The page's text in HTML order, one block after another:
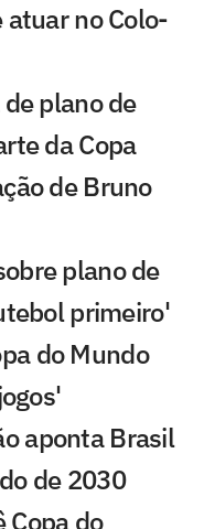
no Colo-
plano de
da Copa
de Bruno
plano de
primeiro'
do Mundo
aponta Brasil
de 2030
Copa do